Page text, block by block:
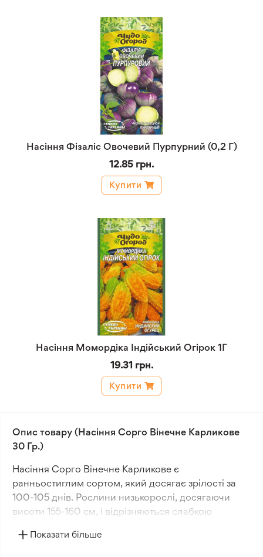
Насіння Фізаліс Овочевий Пурпурний (0,2 Г)
12.85 грн.
Купити
Насіння Момордіка Індійський Огірок 1Г
19.31 грн.
Купити
Опис товару (Насіння Сорго Вінечне Карликове
30 Гр.)
Насіння Сорго Вінечне Карликове є
ранньостиглим сортом, який досягає зрілості за
100-105 днів. Рослини низькорослі, досягаючи
висоти 155-160 см, і відрізняються слабкою
опушена, має циліндричну форму та довжину 40-
Показати більше